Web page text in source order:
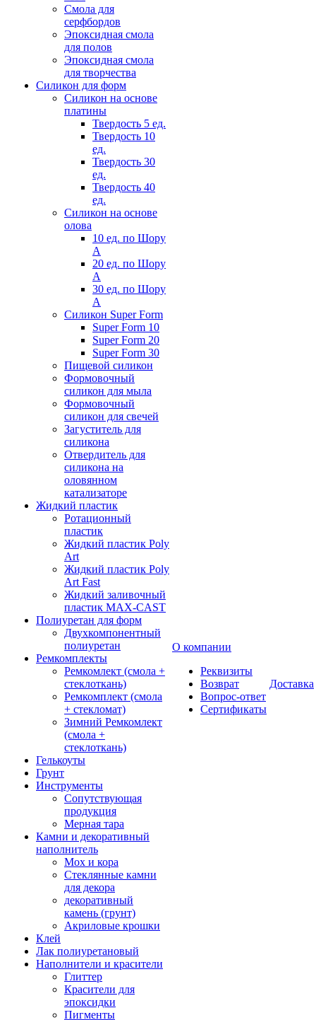
Смола для
серфбордов
Эпоксидная смола
для полов
Эпоксидная смола
для творчества
Силикон для форм
Силикон на основе
платины
Твердость 5 ед.
Твердость 10
ед.
Твердость 30
ед.
Твердость 40
ед.
Силикон на основе
олова
10 ед. по Шору
А
20 ед. по Шору
А
30 ед. по Шору
А
Силикон Super Form
Super Form 10
Super Form 20
Super Form 30
Пищевой силикон
Формовочный
силикон для мыла
Формовочный
силикон для свечей
Загуститель для
силикона
Отвердитель для
силикона на
оловянном
катализаторе
Жидкий пластик
Ротационный
пластик
Жидкий пластик Poly
Art
Жидкий пластик Poly
Art Fast
Жидкий заливочный
пластик MAX-CAST
Полиуретан для форм
Двухкомпонентный
полиуретан
Ремкомплекты
Ремкомлект (смола +
стеклоткань)
Ремкомплект (смола
+ стекломат)
Зимний Ремкомлект
(смола +
стеклоткань)
Гелькоуты
Грунт
Инструменты
Сопутствующая
продукция
Мерная тара
Камни и декоративный
наполнитель
Мох и кора
Стеклянные камни
для декора
декоративный
камень (грунт)
Акриловые крошки
Клей
Лак полиуретановый
Наполнители и красители
Глиттер
Красители для
эпоксидки
Пигменты
О компании
Реквизиты
Возврат
Вопрос-ответ
Сертификаты
Доставка